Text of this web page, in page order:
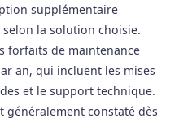
supplémentaire
la solution choisie.
forfaits de maintenance
an, qui incluent les mises
et le support technique.
généralement constaté dès